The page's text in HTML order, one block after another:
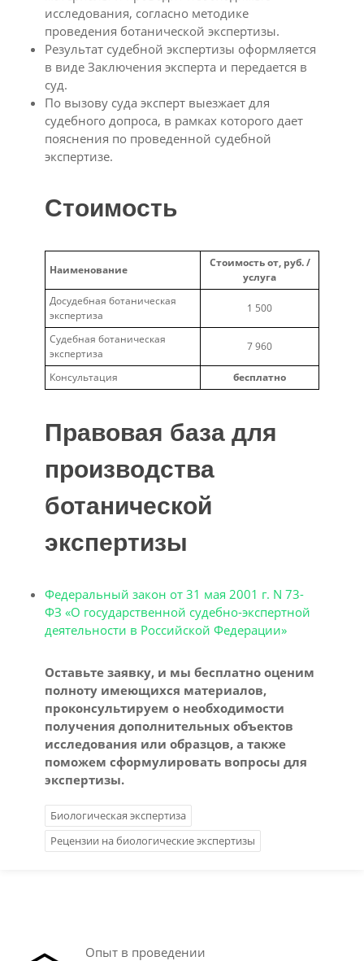
исследования, согласно методике
проведения ботанической экспертизы.
Результат судебной экспертизы оформляется
в виде Заключения эксперта и передается в
суд.
По вызову суда эксперт выезжает для
судебного допроса, в рамках которого дает
пояснения по проведенной судебной
экспертизе.
Стоимость
Наименование
Стоимость от, руб. /
услуга
Досудебная ботаническая
экспертиза
1 500
Судебная ботаническая
экспертиза
7 960
Консультация бесплатно
Правовая база для
производства
ботанической
экспертизы
Федеральный закон от 31 мая 2001 г. N 73-
ФЗ «О государственной судебно-экспертной
деятельности в Российской Федерации»
Оставьте заявку, и мы бесплатно оценим
полноту имеющихся материалов,
проконсультируем о необходимости
получения дополнительных объектов
исследования или образцов, а также
поможем сформулировать вопросы для
экспертизы.
Биологическая экспертиза
Рецензии на биологические экспертизы
Опыт в проведении